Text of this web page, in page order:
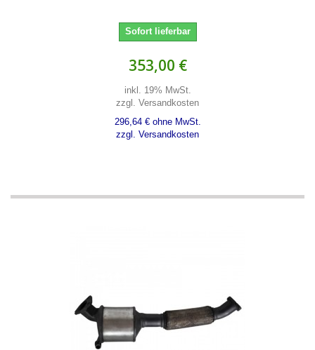
Sofort lieferbar
353,00 €
inkl. 19% MwSt.
zzgl. Versandkosten
296,64 € ohne MwSt.
zzgl. Versandkosten